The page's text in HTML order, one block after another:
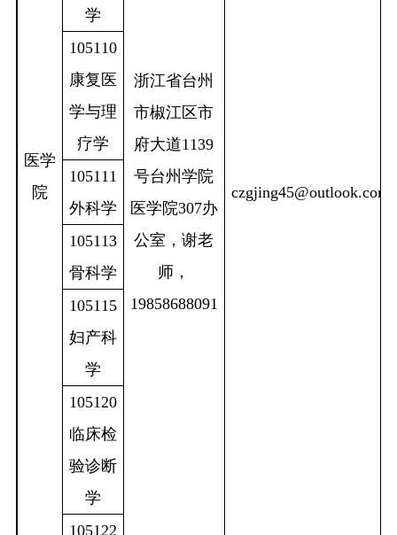
医学
院
浙江省台州
市椒江区市
府大道1139
号台州学院
医学院307办
公室，谢老
师，
19858688091
czgjing45@outlook.com
学
105110
康复医
学与理
疗学
105111
外科学
105113
骨科学
105115
妇产科
学
105120
临床检
验诊断
学
105122